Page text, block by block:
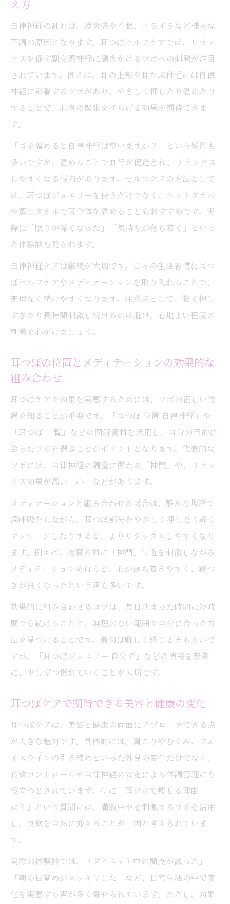
安心して試せる耳つぼメディテーションの始め
方
耳つぼジュエリーの安全な選び方と注意点
金属アレルギーやかぶれ対策を知って安心
ケア
耳つぼセルフケアで感じた違和感の対処法
え方
自律神経の乱れは、疲労感や不眠、イライラなど様々な
不調の原因となります。耳つぼセルフケアでは、リラッ
クスを促す副交感神経に働きかけるツボへの刺激が注目
されています。例えば、耳の上部や耳たぶ付近には自律
神経に影響するツボがあり、やさしく押したり温めたり
することで、心身の緊張を和らげる効果が期待できま
す。
「耳を温めると自律神経は整いますか？」という疑問も
多いですが、温めることで血行が促進され、リラックス
しやすくなる傾向があります。セルフケアの方法として
は、耳つぼジュエリーを使うだけでなく、ホットタオル
や蒸しタオルで耳全体を温めることもおすすめです。実
際に「眠りが深くなった」「気持ちが落ち着く」といっ
た体験談も見られます。
自律神経ケアは継続が大切です。日々の生活習慣に耳つ
ぼセルフケアやメディテーションを取り入れることで、
無理なく続けやすくなります。注意点として、強く押し
すぎたり長時間刺激し続けるのは避け、心地よい程度の
刺激を心がけましょう。
耳つぼの位置とメディテーションの効果的な
組み合わせ
耳つぼケアで効果を実感するためには、ツボの正しい位
置を知ることが重要です。「耳つぼ 位置 自律神経」や
「耳つぼ 一覧」などの図解資料を活用し、自分の目的に
合ったツボを選ぶことがポイントとなります。代表的な
ツボには、自律神経の調整に関わる「神門」や、リラッ
クス効果が高い「心」などがあります。
メディテーションと組み合わせる場合は、静かな場所で
深呼吸をしながら、耳つぼ部分をやさしく押したり軽く
マッサージしたりすると、よりリラックスしやすくなり
ます。例えば、夜寝る前に「神門」付近を刺激しながら
メディテーションを行うと、心が落ち着きやすく、寝つ
きが良くなったという声も多いです。
効果的に組み合わせるコツは、毎日決まった時間に短時
間でも続けることと、無理のない範囲で自分に合った方
法を見つけることです。最初は難しく感じる方も多いで
すが、「耳つぼジュエリー 自分で」などの情報を参考
に、少しずつ慣れていくことが大切です。
耳つぼケアで期待できる美容と健康の変化
耳つぼケアは、美容と健康の両面にアプローチできる点
が大きな魅力です。具体的には、肩こりやむくみ、フェ
イスラインの引き締めといった外見の変化だけでなく、
食欲コントロールや自律神経の安定による体調管理にも
役立つとされています。特に「耳ツボで痩せる理由
は？」という質問には、満腹中枢を刺激するツボを活用
し、食欲を自然に抑えることが一因と考えられていま
す。
実際の体験談では、「ダイエット中の間食が減った」
「朝の目覚めがスッキリした」など、日常生活の中で変
化を実感する声が多く寄せられています。ただし、効果